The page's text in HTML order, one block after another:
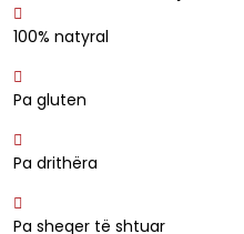
100% natyral
Pa gluten
Pa drithëra
Pa sheqer të shtuar